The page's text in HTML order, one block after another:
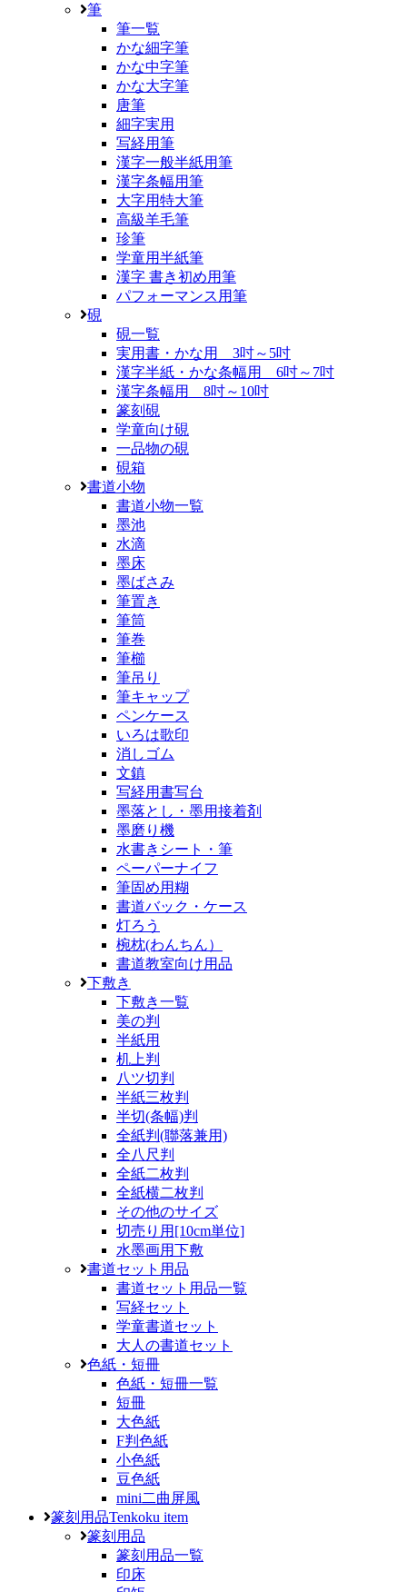
筆
筆一覧
かな細字筆
かな中字筆
かな大字筆
唐筆
細字実用
写経用筆
漢字一般半紙用筆
漢字条幅用筆
大字用特大筆
高級羊毛筆
珍筆
学童用半紙筆
漢字 書き初め用筆
パフォーマンス用筆
硯
硯一覧
実用書・かな用 3吋～5吋
漢字半紙・かな条幅用 6吋～7吋
漢字条幅用 8吋～10吋
篆刻硯
学童向け硯
一品物の硯
硯箱
書道小物
書道小物一覧
墨池
水滴
墨床
墨ばさみ
筆置き
筆筒
筆巻
筆櫛
筆吊り
筆キャップ
ペンケース
いろは歌印
消しゴム
文鎮
写経用書写台
墨落とし・墨用接着剤
墨磨り機
水書きシート・筆
ペーパーナイフ
筆固め用糊
書道バック・ケース
灯ろう
椀枕(わんちん）
書道教室向け用品
下敷き
下敷き一覧
美の判
半紙用
机上判
八ツ切判
半紙三枚判
半切(条幅)判
全紙判(聯落兼用)
全八尺判
全紙二枚判
全紙横二枚判
その他のサイズ
切売り用[10cm単位]
水墨画用下敷
書道セット用品
書道セット用品一覧
写経セット
学童書道セット
大人の書道セット
色紙・短冊
色紙・短冊一覧
短冊
大色紙
F判色紙
小色紙
豆色紙
mini二曲屏風
篆刻用品Tenkoku item
篆刻用品
篆刻用品一覧
印床